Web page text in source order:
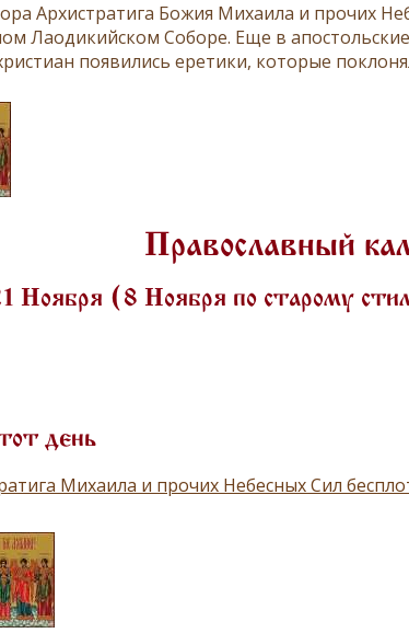
Архистратига Божия Михаила и прочих
Лаодикийском Соборе. Еще в
появились еретики, которые
Православный
Ноября (8 Ноября по старому
день
Михаила и прочих Небесных Сил